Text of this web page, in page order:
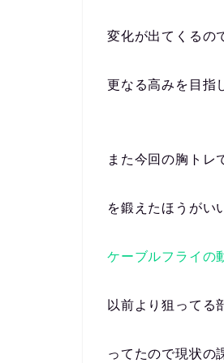
変化が出てくるの
更なる高みを目指
また今回の胸トレ
を鍛えたほうがい
ケーブルフライの
以前より狙ってる
ってたので現状の